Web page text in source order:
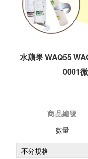
水蘋果 WAQ55
0001
商品編號
數量